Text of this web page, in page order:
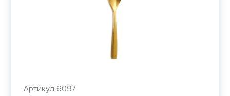
Артикул 6097